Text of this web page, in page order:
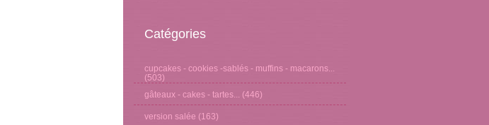
Catégories
cupcakes - cookies -sablés - muffins - macarons...
(503)
gâteaux - cakes - tartes... (446)
version salée (163)